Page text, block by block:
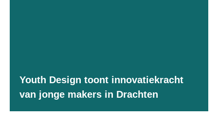
Youth Design toont innovatiekracht
van jonge makers in Drachten